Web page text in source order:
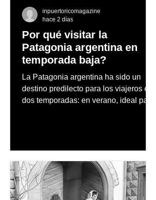
Por qué visitar la
Patagonia argentina en
temporada baja?
La Patagonia argentina ha sido un
destino predilecto para los viajeros en
dos temporadas: en verano, ideal para
observación de pingüinos y los días
nevados en las montañas
inpuertoricomagazine
hace 2 días